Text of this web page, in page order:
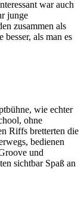
war auch
junge
zusammen als
als man es
wie echter
ohne
Riffs bretterten die
bedienen
und
sichtbar Spaß an